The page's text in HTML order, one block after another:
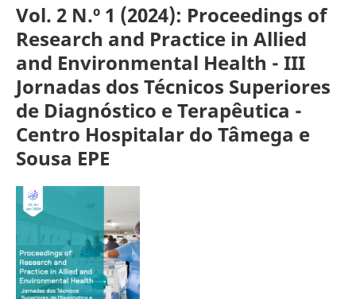
Vol. 2 N.º 1 (2024): Proceedings of
Research and Practice in Allied
and Environmental Health - III
Jornadas dos Técnicos Superiores
de Diagnóstico e Terapêutica -
Centro Hospitalar do Tâmega e
Sousa EPE